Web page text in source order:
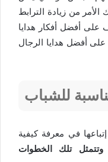
من زيادة الترابط
على أفضل أفكار هدايا
أفضل هدايا الرجال
للشباب
في معرفة كيفية
وتتمثل تلك الخطوات